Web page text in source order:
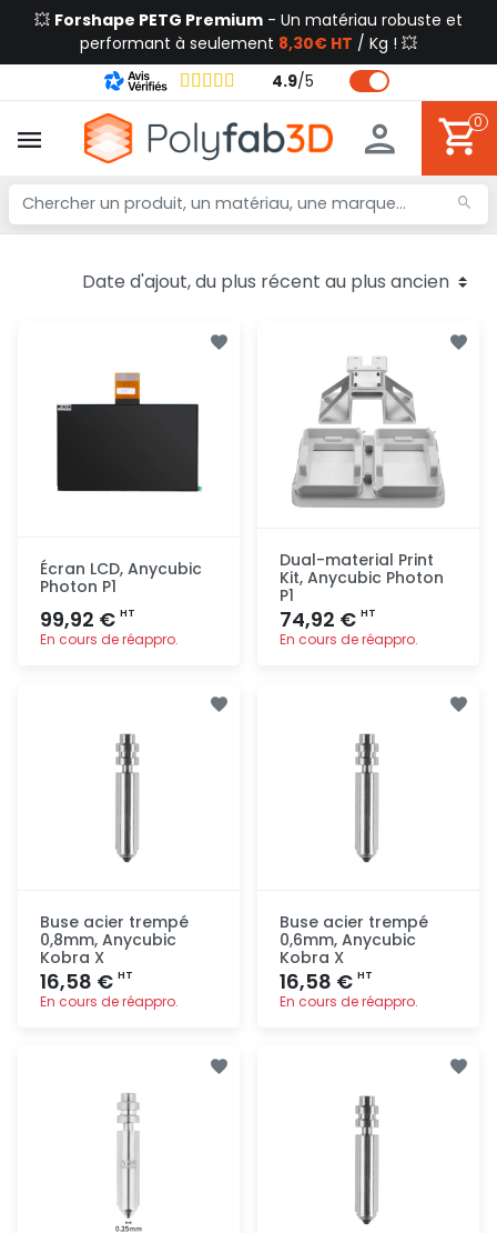
💥 Forshape PETG Premium - Un matériau robuste et
performant à seulement 8,30€ HT / Kg ! 💥
4.9/5
0
Écran LCD, Anycubic
Photon P1
99,92 € HT
En cours de réappro.
Dual-material Print
Kit, Anycubic Photon
P1
74,92 € HT
En cours de réappro.
Buse acier trempé
0,8mm, Anycubic
Kobra X
16,58 € HT
En cours de réappro.
Buse acier trempé
0,6mm, Anycubic
Kobra X
16,58 € HT
En cours de réappro.